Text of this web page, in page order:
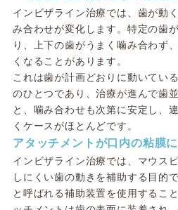
インビザライン治療では、歯が動
み合わせが変化します。特定の歯
り、上下の歯がうまく噛み合わず
くなることがあります。
これは歯が計画どおりに動いてい
のひとつであり、治療が進んで歯
と、噛み合わせも次第に安定し、
くケースがほとんどです。
アタッチメントが口内の粘膜
インビザライン治療では、マウス
しにくい歯の動きを補助する目的
と呼ばれる補助装置を使用するこ